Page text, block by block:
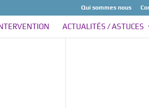
Qui sommes nous
ACTUALITÉS / ASTUCES